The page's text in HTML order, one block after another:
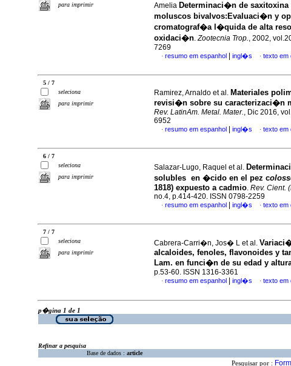
para imprimir
Amelia Determinaci�n de saxitoxina
moluscos bivalvos:Evaluaci�n y
cromatograf�a l�quida de alta
oxidaci�n.Zootecnia Trop., 2002,
7269
· resumo em espanhol ingl�s · texto em
5 / 7
seleciona
para imprimir
Ramirez, Arnaldo et al. Materiales
revisi�n sobre su caracterizaci�n
Rev. LatinAm. Metal. Mater., Dic 2016,
6952
· resumo em espanhol ingl�s · texto em
6 / 7
seleciona
para imprimir
Salazar-Lugo, Raquel et al.
solubles en �cido en el pez c
1818) expuesto a cadmio. Rev. Cient.
no.4, p.414-420. ISSN 0798-2259
· resumo em espanhol ingl�s · texto em
7 / 7
seleciona
para imprimir
Cabrera-Carri�n, Jos� L et al.
alcaloides, fenoles, flavonoides y
Lam. en funci�n de su edad y
p.53-60. ISSN 1316-3361
· resumo em espanhol ingl�s · texto em
p�gina 1 de 1
Refinar a pesquisa
Base de dados : article
Pesquisar por :